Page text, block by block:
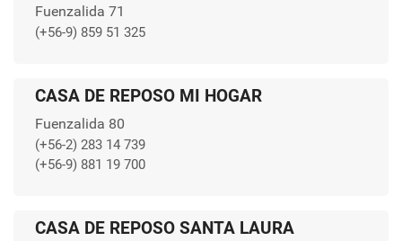
Fuenzalida 71
(+56-9) 859 51 325
CASA DE REPOSO MI HOGAR
Fuenzalida 80
(+56-2) 283 14 739
(+56-9) 881 19 700
CASA DE REPOSO SANTA LAURA